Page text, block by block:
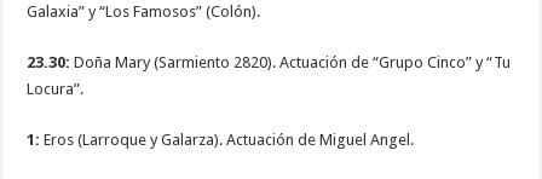
Galaxia” y “Los Famosos” (Colón).
23.30: Doña Mary (Sarmiento 2820). Actuación de “Grupo Cinco” y “Tu
Locura”.
1:Eros (Larroque y Galarza). Actuación de Miguel Angel.